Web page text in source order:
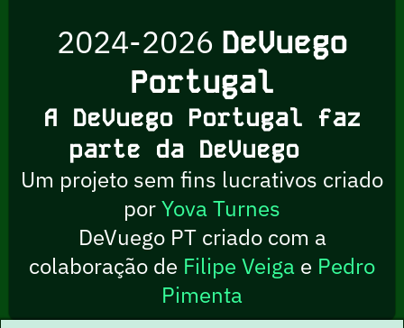
2024-2026 DeVuego
Portugal
A DeVuego Portugal faz
parte da DeVuego
Um projeto sem fins lucrativos criado
porYova Turnes
DeVuego PT criado com a
colaboração de Filipe Veiga e Pedro
Pimenta